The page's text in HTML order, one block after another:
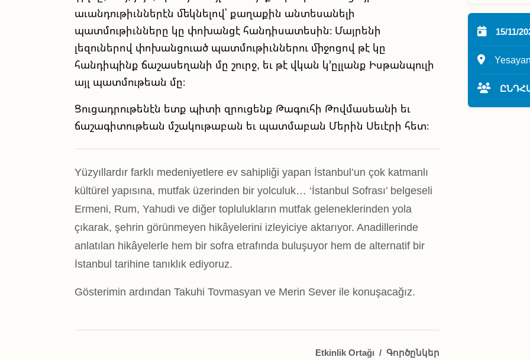
աւանդութիւններէն մեկնելով՝ քաղաքին անտեսանելի
պատմութիւնները կը փոխանցէ հանդիսատեսին։ Մայրենի
լեզուներով փոխանցուած պատմութիւններու միջոցով թէ կը
հանդիպինք ճաշասեղանի մը շուրջ, եւ թէ վկան կ՚ըլլանք Իսթանպուլի
այլ պատմութեան մը։
Ցուցադրութենէն ետք պիտի զրուցենք Թագուհի Թովմասեանի եւ
ճաշագիտութեան մշակութաբան եւ պատմաբան Մերին Սեւէրի հետ։
Yüzyıllardır farklı medeniyetlere ev sahipliği yapan İstanbul’un çok katmanlı
kültürel yapısına, mutfak üzerinden bir yolculuk… ‘İstanbul Sofrası’ belgeseli
Ermeni, Rum, Yahudi ve diğer toplulukların mutfak geleneklerinden yola
çıkarak, şehrin görünmeyen hikâyelerini izleyiciye aktarıyor. Anadillerinde
anlatılan hikâyelerle hem bir sofra etrafında buluşuyor hem de alternatif bir
İstanbul tarihine tanıklık ediyoruz.
Gösterimin ardından Takuhi Tovmasyan ve Merin Sever ile konuşacağız.
Etkinlik Ortağı / Գործընկեր
15/11/